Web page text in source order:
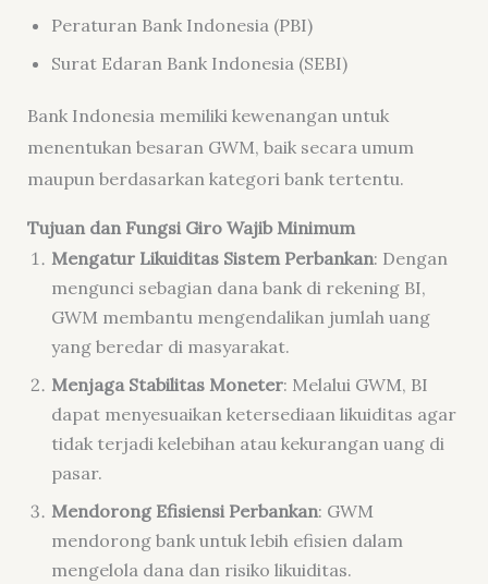
Peraturan Bank Indonesia (PBI)
Surat Edaran Bank Indonesia (SEBI)
Bank Indonesia memiliki kewenangan untuk
menentukan besaran GWM, baik secara umum
maupun berdasarkan kategori bank tertentu.
Tujuan dan Fungsi Giro Wajib Minimum
Mengatur Likuiditas Sistem Perbankan: Dengan
mengunci sebagian dana bank di rekening BI,
GWM membantu mengendalikan jumlah uang
yang beredar di masyarakat.
Menjaga Stabilitas Moneter: Melalui GWM, BI
dapat menyesuaikan ketersediaan likuiditas agar
tidak terjadi kelebihan atau kekurangan uang di
pasar.
Mendorong Efisiensi Perbankan: GWM
mendorong bank untuk lebih efisien dalam
mengelola dana dan risiko likuiditas.